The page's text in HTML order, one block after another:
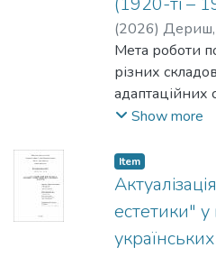
стосунку
світу, - веде
полягає в
засновок
враження
або до
конституції
хиби не
(2026) Дериш,
Мета роботи
різних
адаптаційних
емігрантів в
Show more
Item
естетики" у